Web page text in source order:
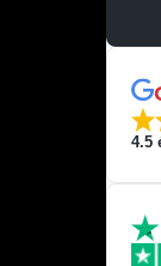
4.5